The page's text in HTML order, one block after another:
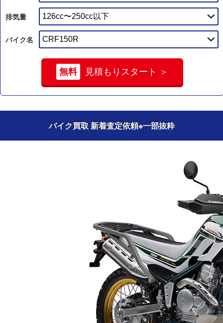
排気量
バイク名
無料 見積もりスタート ＞
バイク買取 新着査定依頼※一部抜粋